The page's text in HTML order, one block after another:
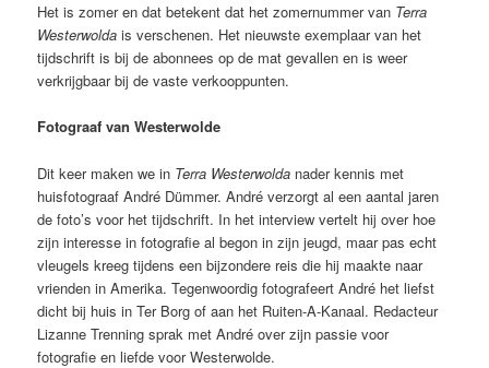
Het is zomer en dat betekent dat het zomernummer van Terra
Westerwolda is verschenen. Het nieuwste exemplaar van het
tijdschrift is bij de abonnees op de mat gevallen en is weer
verkrijgbaar bij de vaste verkooppunten.
Fotograaf van Westerwolde
Dit keer maken we in Terra Westerwolda nader kennis met
huisfotograaf André Dümmer. André verzorgt al een aantal jaren
de foto’s voor het tijdschrift. In het interview vertelt hij over hoe
zijn interesse in fotografie al begon in zijn jeugd, maar pas echt
vleugels kreeg tijdens een bijzondere reis die hij maakte naar
vrienden in Amerika. Tegenwoordig fotografeert André het liefst
dicht bij huis in Ter Borg of aan het Ruiten-A-Kanaal. Redacteur
Lizanne Trenning sprak met André over zijn passie voor
fotografie en liefde voor Westerwolde.